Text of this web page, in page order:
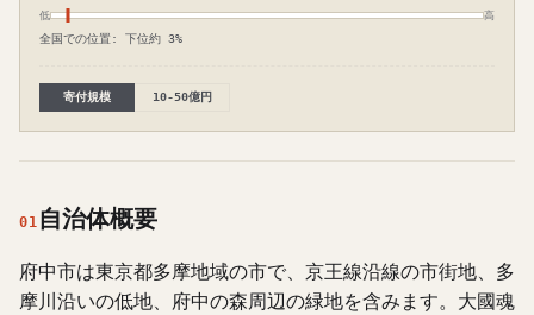
低 高
全国での位置: 下位約 3%
寄付規模 10-50億円
01 自治体概要
府中市は東京都多摩地域の市で、京王線沿線の市街地、多
摩川沿いの低地、府中の森周辺の緑地を含みます。大國魂